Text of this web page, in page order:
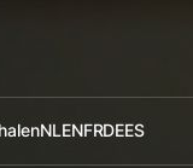
NLENFRDEES